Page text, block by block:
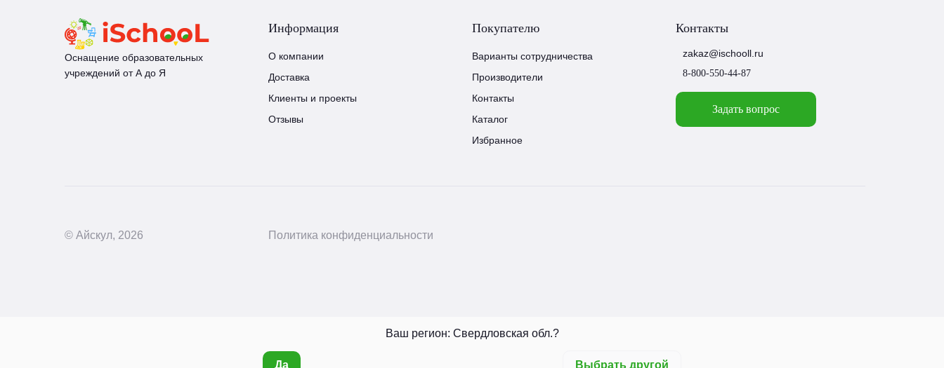
Оснащение образовательных
учреждений от А до Я
Информация
О компании
Доставка
Клиенты и проекты
Отзывы
Покупателю
Варианты сотрудничества
Производители
Контакты
Каталог
Избранное
Контакты
zakaz@ischooll.ru
8-800-550-44-87
Задать вопрос
© Айскул, 2026 Политика конфиденциальности
Ваш регион: Свердловская обл.?
Да Выбрать другой